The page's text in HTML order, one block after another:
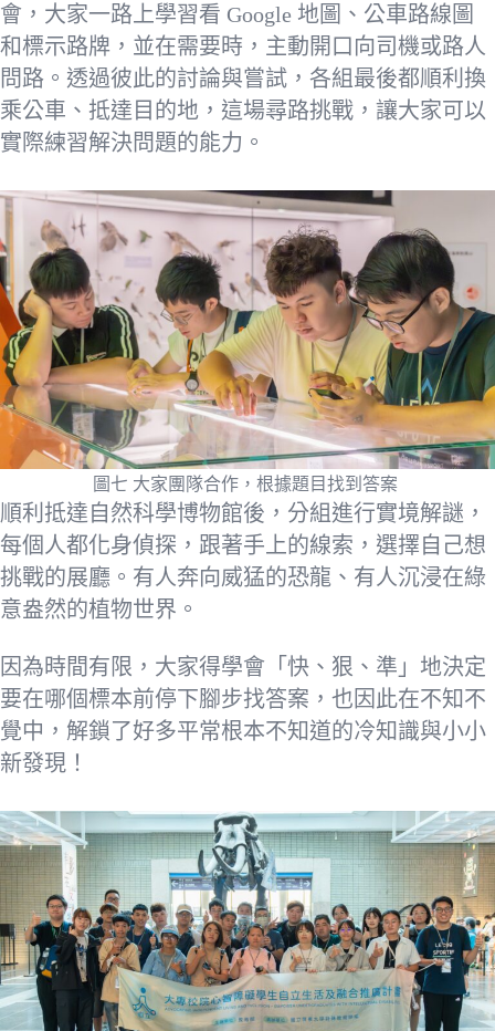
會，大家一路上學習看 Google 地圖、公車路線圖
和標示路牌，並在需要時，主動開口向司機或路人
問路。透過彼此的討論與嘗試，各組最後都順利換
乘公車、抵達目的地，這場尋路挑戰，讓大家可以
實際練習解決問題的能力。
圖七 大家團隊合作，根據題目找到答案
順利抵達自然科學博物館後，分組進行實境解謎，
每個人都化身偵探，跟著手上的線索，選擇自己想
挑戰的展廳。有人奔向威猛的恐龍、有人沉浸在綠
意盎然的植物世界。
因為時間有限，大家得學會「快、狠、準」地決定
要在哪個標本前停下腳步找答案，也因此在不知不
覺中，解鎖了好多平常根本不知道的冷知識與小小
新發現！